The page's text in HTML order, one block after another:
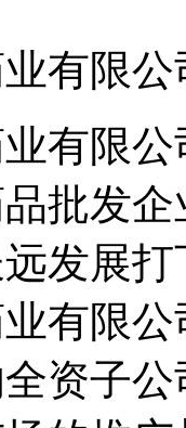
有限公
有限
批发
发展
有限
资子